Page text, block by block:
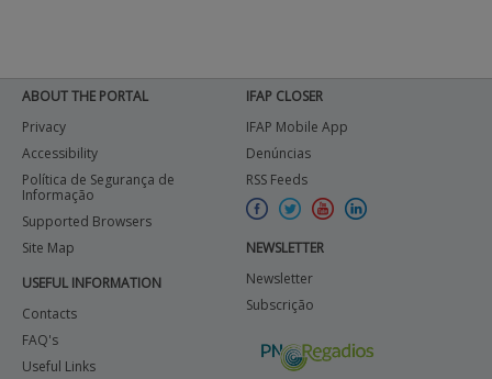
ABOUT THE PORTAL
Privacy
Accessibility
Política de Segurança de
Informação
Supported Browsers
Site Map
USEFUL INFORMATION
Contacts
FAQ's
Useful Links
IFAP CLOSER
IFAP Mobile App
Denúncias
RSS Feeds
NEWSLETTER
Newsletter
Subscrição